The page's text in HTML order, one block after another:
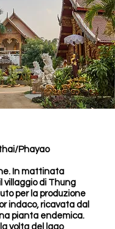
Phayao
In mattinata
villaggio di Thung
per la produzione
indaco, ricavata dal
pianta endemica.
volta del lago